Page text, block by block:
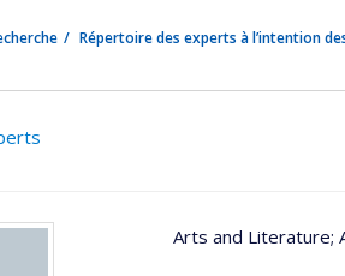
Répertoire des experts à l’intention
Arts and Literature;